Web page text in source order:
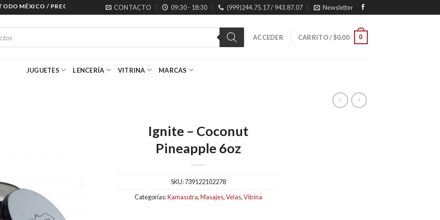
MÉXICO / PRECIOS ESPECIALES PARA MAYORISTAS
CONTACTO 09:30 - 18:30 (999)244.75.17 / 943.87.07 Newsletter
ACCEDER CARRITO /$0.00 0
JUGUETES LENCERÍA VITRINA MARCAS
Ignite – Coconut
Pineapple 6oz
SKU:739122102278
Categorías:Kamasutra,Masajes,Velas,Vitrina